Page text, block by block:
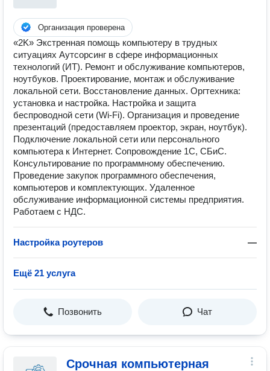
Организация проверена
«2K» Экстренная помощь компьютеру в трудных
ситуациях Аутсорсинг в сфере информационных
технологий (ИТ). Ремонт и обслуживание компьютеров,
ноутбуков. Проектирование, монтаж и обслуживание
локальной сети. Восстановление данных. Оргтехника:
установка и настройка. Настройка и защита
беспроводной сети (Wi-Fi). Организация и проведение
презентаций (предоставляем проектор, экран, ноутбук).
Подключение локальной сети или персонального
компьютера к Интернет. Сопровождение 1С, СБиС.
Консультирование по программному обеспечению.
Проведение закупок программного обеспечения,
компьютеров и комплектующих. Удаленное
обслуживание информационной системы предприятия.
Работаем с НДС.
Настройка роутеров —
Ещё 21 услуга
Позвонить Чат
Срочная компьютерная